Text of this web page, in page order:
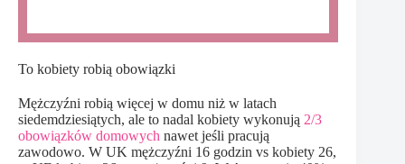
To kobiety robią obowiązki
Mężczyźni robią więcej w domu niż w latach
siedemdziesiątych, ale to nadal kobiety wykonują 2/3
obowiązków domowych nawet jeśli pracują
zawodowo. W UK mężczyźni 16 godzin vs kobiety 26,